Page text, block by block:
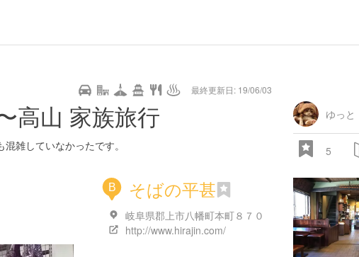
最終更新日: 19/06/03
高山 家族旅行
雑していなかったです。
ゆっと
5
B そばの平甚
岐阜県郡上市八幡町本町８７０
http://www.hirajin.com/